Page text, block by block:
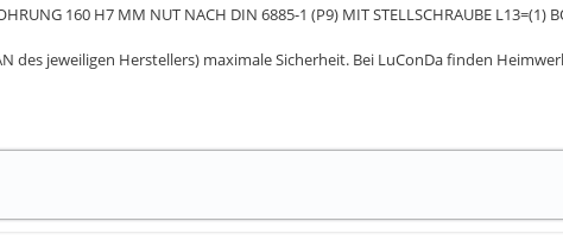
160 H7 MM NUT NACH DIN 6885-1 (P9) MIT STELLSCHRAUBE L13=(1)
jeweiligen Herstellers) maximale Sicherheit. Bei LuConDa finden